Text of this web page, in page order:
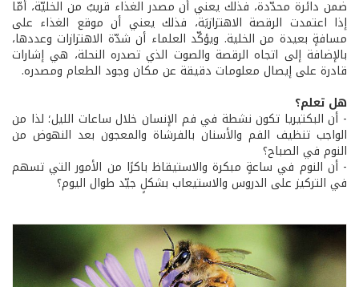
ضمن دائرة محدّدة، فذلك يعني أن مصدر الغذاء قريبٌ من الخليّة، أمّا
إذا اعتمدت الرقصة الاهتزازيَة، فذلك يعني أن موقع الغذاء على
مسافةٍ بعيدة من الخلية. ويؤكّد العلماء أن شدّة الاهتزازات وعددها،
بالإضافة إلى اتجاه الرقصة والصوت الذي تصدره النحلة، هي إشارات
قادرة على إيصال معلومات دقيقة عن مكان وجود الطعام ومصدره.
هل تعلم؟
- أن البكتيريا تكون نشطة في فم الإنسان خلال ساعات الليل؛ لذا من
الواجب تنظيف الفم والأسنان بالفرشاة والمعجون بعد النهوض من
النوم في الصباح؟
- أن النوم في ساعةٍ مبكرة والاستيقاظ باكرًا من الأمور التي تسهم
في التركيز على الدروس والاستيعاب بشكلٍ جيّد طوال اليوم؟